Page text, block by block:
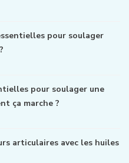
pour soulager
pour soulager une
ça marche ?
articulaires avec les huiles